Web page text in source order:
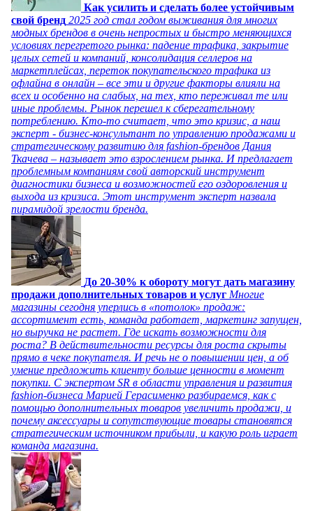
Как усилить и сделать более устойчивым
свой бренд 2025 год стал годом выживания для многих
модных брендов в очень непростых и быстро меняющихся
условиях перегретого рынка: падение трафика, закрытие
целых сетей и компаний, консолидация селлеров на
маркетплейсах, переток покупательского трафика из
офлайна в онлайн – все эти и другие факторы влияли на
всех и особенно на слабых, на тех, кто переживал те или
иные проблемы. Рынок перешел к сберегательному
потреблению. Кто-то считает, что это кризис, а наш
эксперт - бизнес-консультант по управлению продажами и
стратегическому развитию для fashion-брендов Дания
Ткачева – называет это взрослением рынка. И предлагает
проблемным компаниям свой авторский инструмент
диагностики бизнеса и возможностей его оздоровления и
выхода из кризиса. Этот инструмент эксперт назвала
пирамидой зрелости бренда.
До 20-30% к обороту могут дать магазину
продажи дополнительных товаров и услуг Многие
магазины сегодня уперлись в «потолок» продаж:
ассортимент есть, команда работает, маркетинг запущен,
но выручка не растет. Где искать возможности для
роста? В действительности ресурсы для роста скрыты
прямо в чеке покупателя. И речь не о повышении цен, а об
умение предложить клиенту больше ценности в момент
покупки. С экспертом SR в области управления и развития
fashion-бизнеса Марией Герасименко разбираемся, как с
помощью дополнительных товаров увеличить продажи, и
почему аксессуары и сопутствующие товары становятся
стратегическим источником прибыли, и какую роль играет
команда магазина.